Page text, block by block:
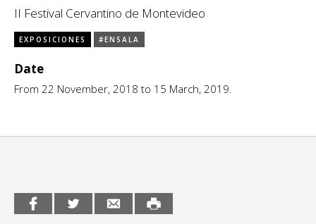
CCE en el interior/libros
Espacio itinerante de lectura infantil
Exposiciones
Formación
Género y Diversidad
Música
II Festival Cervantino de Montevideo
EXPOSICIONES #ENSALA
Date
From 22 November, 2018 to 15 March, 2019.